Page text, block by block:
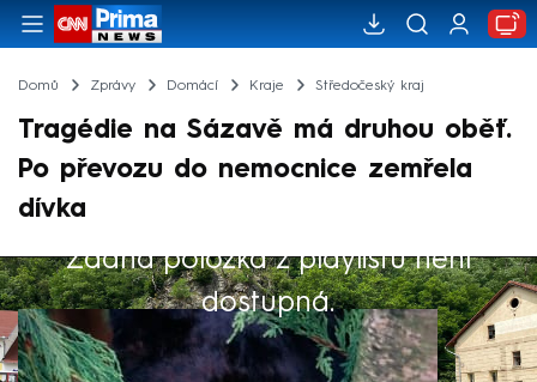
Domů Zprávy Domácí Kraje Středočeský kraj
Tragédie na Sázavě má druhou oběť.
Po převozu do nemocnice zemřela
dívka
Žádná položka z playlistu není
dostupná.
Výběr redakce